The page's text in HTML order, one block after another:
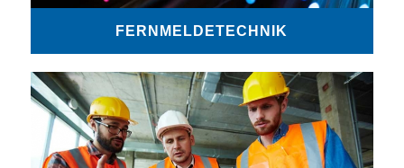
FERNMELDETECHNIK